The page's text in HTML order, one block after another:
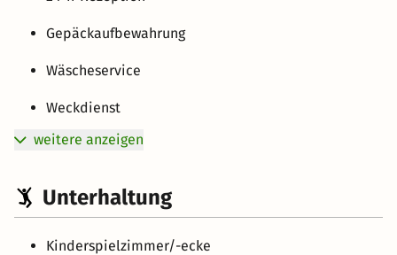
Gepäckaufbewahrung
Wäscheservice
Weckdienst
weitere anzeigen
Unterhaltung
Kinderspielzimmer/-ecke